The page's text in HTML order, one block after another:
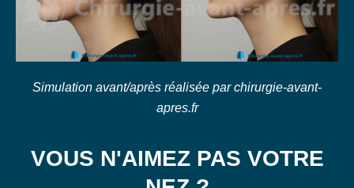
Simulation avant/après réalisée par chirurgie-avant-
apres.fr
VOUS N'AIMEZ PAS VOTRE